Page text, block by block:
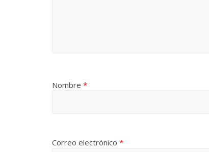
Nombre *
Correo electrónico *